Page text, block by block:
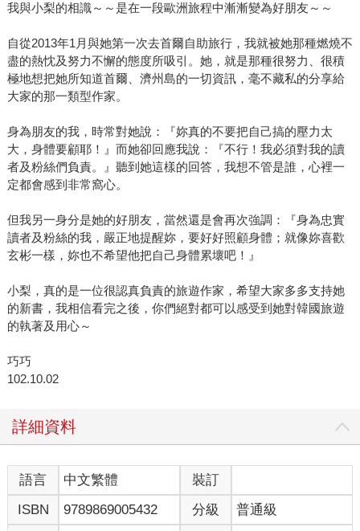
我與小梨的相識～～是在一段歐洲旅程中漸漸變為好朋友～～
自從2013年1月與她第一次去首爾自助旅行，我就被她那種燃燒不
盡的熱忱及努力不懈的態度所吸引。她，就是那種很努力、很積
極地想把她所知道首爾、濟州島的一切資訊，毫不藏私的分享給
大家的那一類型作家。
身為朋友的我，時常對她說：『妳真的不要把自己搞的壓力太
大，身體要顧耶！』而她卻回應我說：『不行！我必須對我的讀
者及粉絲們負責。』聽到她這樣的回答，我想不管是誰，心裡一
定都會感到非常窩心。
但我另一身分是她的好朋友，當然還是會再次強調：『身為忠實
讀者及粉絲的我，嚴正地提醒妳，要好好照顧身體；就像妳喜歡
玄彬一樣，妳也不希望他把自己身體累壞吧！』
小梨，真的是一位很認真負責的旅遊作家，希望大家多多支持她
的新書，我相信看完之後，你們絕對都可以感受到她對韓國旅遊
的執著及用心～
巧巧
102.10.02
詳細資料
語言 中文繁體
裝訂
ISBN
9789869005432 分級 普通級